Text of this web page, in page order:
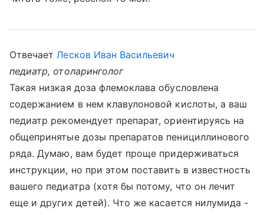
ОтвечаетЛесков Иван Васильевич
педиатр, отоларинголог
Такая низкая доза флемоклава обусловлена
содержанием в нем клавулоновой кислоты, а ваш
педиатр рекомендует препарат, ориентируясь на
общепринятые дозы препаратов пенициллинового
ряда. Думаю, вам будет проще придерживаться
инструкции, но при этом поставить в известность
вашего педиатра (хотя бы потому, что он лечит
еще и других детей). Что же касается нилумида -